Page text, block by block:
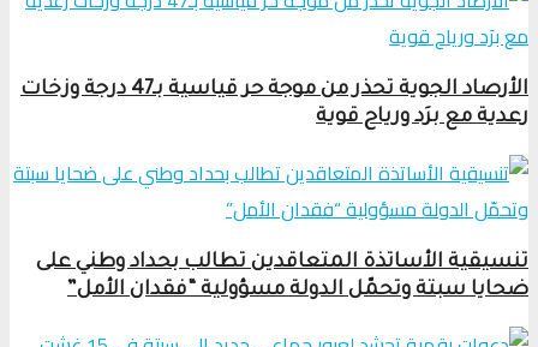
الأرصاد الجوية تحذر من موجة حر قياسية بـ47 درجة وزخات
رعدية مع برَد ورياح قوية
تنسيقية الأساتذة المتعاقدين تطالب بحداد وطني على
ضحايا سبتة وتحمّل الدولة مسؤولية “فقدان الأمل”